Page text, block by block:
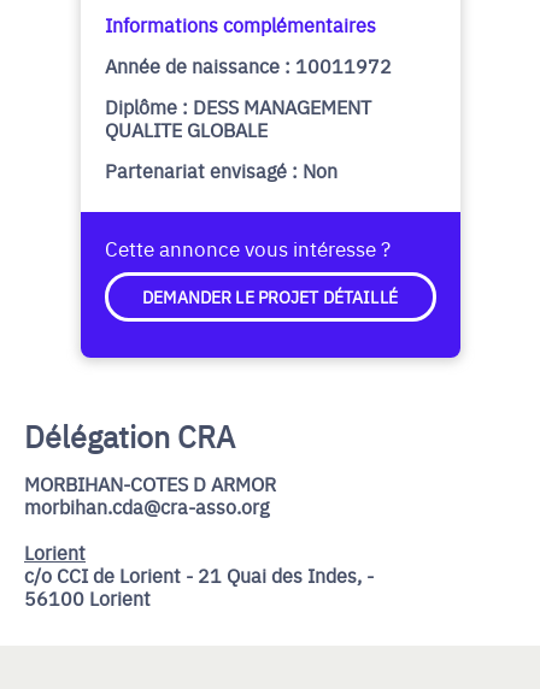
Informations complémentaires
Année de naissance : 10011972
Diplôme : DESS MANAGEMENT
QUALITE GLOBALE
Partenariat envisagé : Non
Cette annonce vous intéresse ?
DEMANDER LE PROJET DÉTAILLÉ
Délégation CRA
MORBIHAN-COTES D ARMOR
morbihan.cda@cra-asso.org
Lorient
c/o CCI de Lorient - 21 Quai des Indes, -
56100 Lorient